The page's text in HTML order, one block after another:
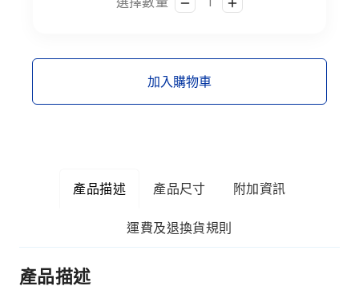
加入購物車
產品描述 產品尺寸 附加資訊
運費及退換貨規則
產品描述